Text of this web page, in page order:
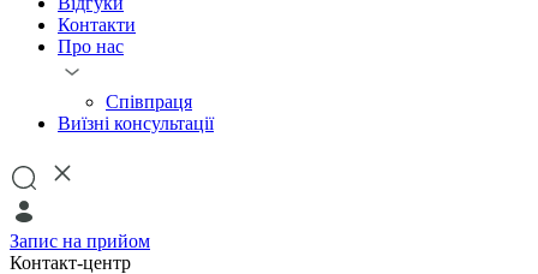
Контакти
Про нас
Співпраця
Виїзні консультації
Запис на прийом
Контакт-центр